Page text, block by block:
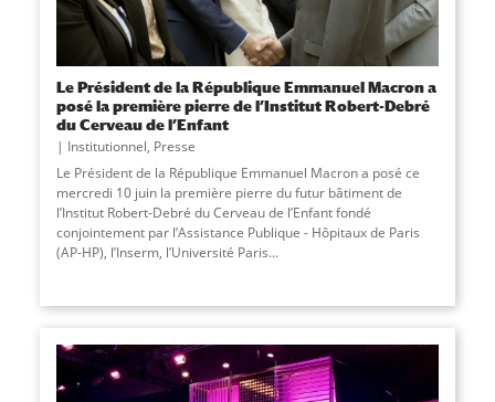
Le Président de la République Emmanuel Macron a
posé la première pierre de l’Institut Robert-Debré
du Cerveau de l’Enfant
Institutionnel, Presse
Le Président de la République Emmanuel Macron a posé ce
mercredi 10 juin la première pierre du futur bâtiment de
l’Institut Robert-Debré du Cerveau de l’Enfant fondé
conjointement par l’Assistance Publique - Hôpitaux de Paris
(AP-HP), l’Inserm, l’Université Paris...